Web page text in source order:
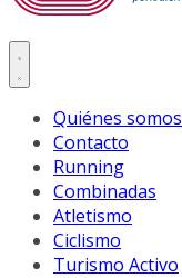
Quiénes somos
Contacto
Running
Combinadas
Atletismo
Ciclismo
Turismo Activo